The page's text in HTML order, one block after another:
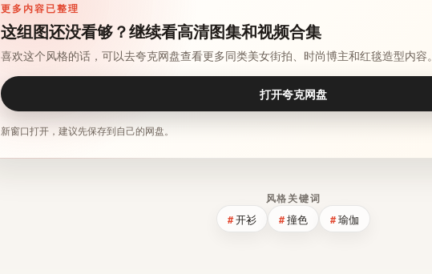
更多内容已整理
这组图还没看够？继续看高清图集和视频合集
喜欢这个风格的话，可以去夸克网盘查看更多同类美女街拍、时尚博主和红毯造型内容。
打开夸克网盘
新窗口打开，建议先保存到自己的网盘。
风格关键词
开衫 撞色 瑜伽